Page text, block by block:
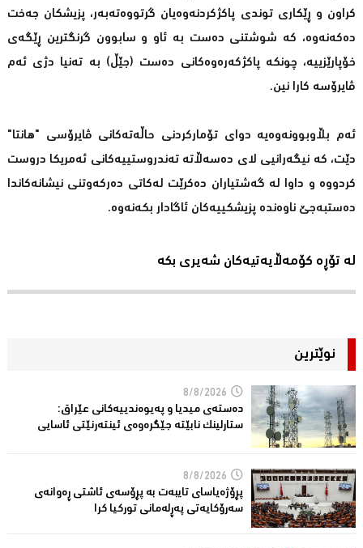
كراون و ڕێكاری توندی پاكژكردنەوەیان گرتووەتەبەر، پزیشكان جەخت
دەكەنەوە، كە شوشتنی دەست بە ئاو و سابوون گرنگترین ڕێگەی
خۆپارێزییە، چونكە پاكژكەرەوەكانی دەست (جێڵ) بە تەنیا دژی ئەم
ڤایرۆسە كارا نین.
ئەم بڵاوبوونەوەیە دوای تۆماركردنی حاڵەتەكانی ڤایرۆسی "هانتا"
دێت، كە نیگەرانیی لای دەسەڵاتە تەندروستییەكانی ئەمریكا دروست
كردووە و داوا لە گەشتیاران دەكرێت لەكاتی دەركەوتنی نیشانەكاندا
دەستبەجێ ناوەندە پزیشكییەكان ئاگادار بكەنەوە.
لە تۆڕە کۆمەڵایەتیەکان شەیری بکە
نوێترین
8/8/2026
دەستەی میدیا و پەیوەندییەكانی عێراق:
ستارلینك نابێتە جێگرەوەی ئینتەرنێتی ئاسایی
8/8/2026
پڕۆژەیاسای تایبەت بە پڕۆسەی ئاشتی ڕەوانەی
سەرۆكایەتی پەڕلەمانی توركیا كرا